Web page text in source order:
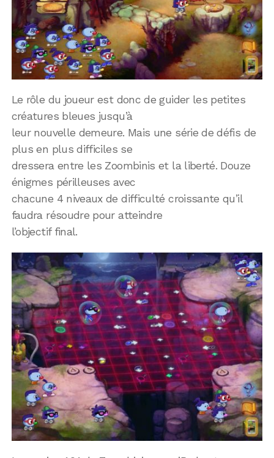
Le rôle du joueur est donc de guider les petites
créatures bleues jusqu’à
leur nouvelle demeure. Mais une série de défis de
plus en plus difficiles se
dressera entre les Zoombinis et la liberté. Douze
énigmes périlleuses avec
chacune 4 niveaux de difficulté croissante qu’il
faudra résoudre pour atteindre
l’objectif final.